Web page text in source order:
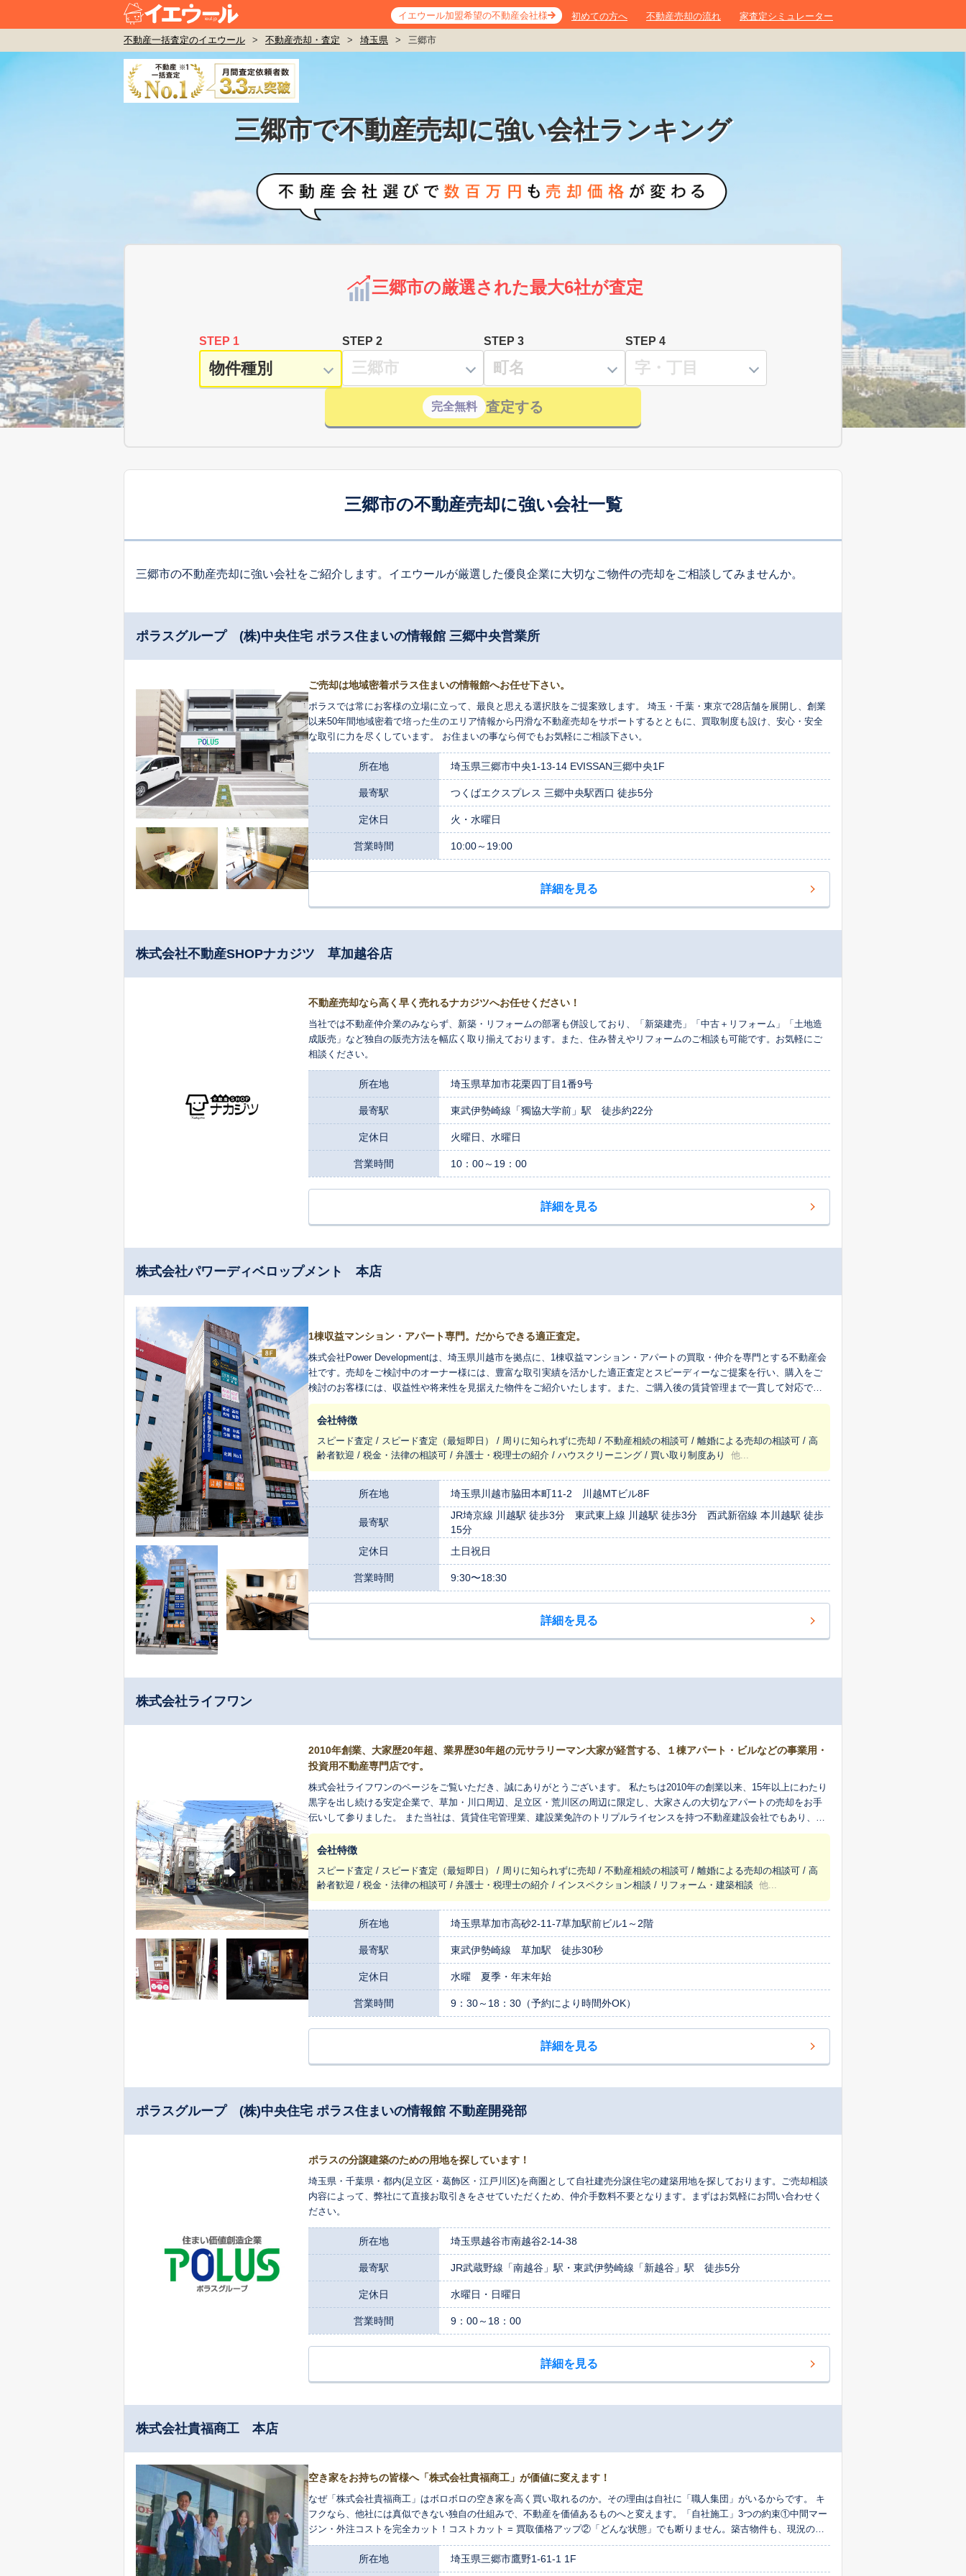
イエウール加盟希望の不動産会社様 初めての方へ 不動産売却の流れ 家査定シミュレーター
不動産一括査定のイエウール > 不動産売却・査定 > 埼玉県 > 三郷市
三郷市で不動産売却に強い会社ランキング
三郷市の厳選された最大6社が査定
STEP 1 STEP 2 STEP 3 STEP 4
完全無料 査定する
三郷市の不動産売却に強い会社一覧
三郷市の不動産売却に強い会社をご紹介します。イエウールが厳選した優良企業に大切なご物件の売却をご相談してみませんか。
ポラスグループ (株)中央住宅 ポラス住まいの情報館 三郷中央営業所
ご売却は地域密着ポラス住まいの情報館へお任せ下さい。
ポラスでは常にお客様の立場に立って、最良と思える選択肢をご提案致します。 埼玉・千葉・東京で28店舗を展開し、創業
以来50年間地域密着で培った生のエリア情報から円滑な不動産売却をサポートするとともに、買取制度も設け、安心・安全
な取引に力を尽くしています。 お住まいの事なら何でもお気軽にご相談下さい。
所在地 埼玉県三郷市中央1-13-14 EVISSAN三郷中央1F
最寄駅 つくばエクスプレス 三郷中央駅西口 徒歩5分
定休日 火・水曜日
営業時間 10:00～19:00
詳細を見る
株式会社不動産SHOPナカジツ 草加越谷店
不動産売却なら高く早く売れるナカジツへお任せください！
当社では不動産仲介業のみならず、新築・リフォームの部署も併設しており、「新築建売」「中古＋リフォーム」「土地造
成販売」など独自の販売方法を幅広く取り揃えております。また、住み替えやリフォームのご相談も可能です。お気軽にご
相談ください。
所在地 埼玉県草加市花栗四丁目1番9号
最寄駅 東武伊勢崎線「獨協大学前」駅 徒歩約22分
定休日 火曜日、水曜日
営業時間 10：00～19：00
詳細を見る
株式会社パワーディベロップメント 本店
1棟収益マンション・アパート専門。だからできる適正査定。
株式会社Power Developmentは、埼玉県川越市を拠点に、1棟収益マンション・アパートの買取・仲介を専門とする不動産会
社です。売却をご検討中のオーナー様には、豊富な取引実績を活かした適正査定とスピーディーなご提案を行い、購入をご
検討のお客様には、収益性や将来性を見据えた物件をご紹介いたします。また、ご購入後の賃貸管理まで一貫して対応でき
るため、安心して資産運用を始めていただけます。収益不動産の売却・購入・管理まで、ワンストップでサポートいたしま
す。
会社特徴
スピード査定 / スピード査定（最短即日） / 周りに知られずに売却 / 不動産相続の相談可 / 離婚による売却の相談可 / 高
齢者歓迎 / 税金・法律の相談可 / 弁護士・税理士の紹介 / ハウスクリーニング / 買い取り制度あり
他...
所在地 埼玉県川越市脇田本町11-2 川越MTビル8F
最寄駅
JR埼京線 川越駅 徒歩3分 東武東上線 川越駅 徒歩3分 西武新宿線 本川越駅 徒歩
15分
定休日
土日祝日
営業時間 9:30〜18:30
詳細を見る
株式会社ライフワン
2010年創業、大家歴20年超、業界歴30年超の元サラリーマン大家が経営する、１棟アパート・ビルなどの事業用・
投資用不動産専門店です。
株式会社ライフワンのページをご覧いただき、誠にありがとうございます。 私たちは2010年の創業以来、15年以上にわたり
黒字を出し続ける安定企業で、草加・川口周辺、足立区・荒川区の周辺に限定し、大家さんの大切なアパートの売却をお手
伝いして参りました。 また当社は、賃貸住宅管理業、建設業免許のトリプルライセンスを持つ不動産建設会社でもあり、リ
フォームや新築アパートなど自社施工ができますので、賃貸管理×不動産売買×建設、三位一体で、大家さんのアパートやビ
ルの価値を測る事ができる、数少ない専門家だと自負しています。その建物への知見は中古建物を高く売るために投資的な
歴1,000組以上、リフォームも自分でできる器用な社長を始め、建設現場ひとすじ35年の大工兼現場監督の施工管理技士と、
20代～40代の女性スタッフが賃貸管理に関し、丁寧にかつ迅速な対応をしています。 不動産の売却は、多くの方にとって人
生で何度も経験することのない大きな出来事です。だからこそ、ご不安や疑問が尽きないのは当然のこと。投資家さんだけ
でなく、相続で大家さんになられたお気持ちに寄り添いながら、一つひとつの手順を丁寧にご説明します。基本的に代表自
らがお客様のご相談を直接お伺いし、最初から最後まで責任を持って担当させて頂いているところが他社と決定的に違う事
です。 アパート・ビルのご売却はもちろんのこと、行政書士事務所出身の女性マネージャーが、相続が関わる複雑なご事情
い選択なのかを第一に考え、豊富な知識と経験に基づいた、お客様に合ったご提案をさせていただきます。 「ライフワンに
相談して良かった」その一言をいただくために、私たちは誠心誠意、お客様の不動産売却と向き合います。 ご売却に関する
会社特徴
スピード査定 / スピード査定（最短即日） / 周りに知られずに売却 / 不動産相続の相談可 / 離婚による売却の相談可 / 高
齢者歓迎 / 税金・法律の相談可 / 弁護士・税理士の紹介 / インスペクション相談 / リフォーム・建築相談 他...
所在地 埼玉県草加市高砂2-11-7草加駅前ビル1～2階
最寄駅 東武伊勢崎線 草加駅 徒歩30秒
定休日 水曜 夏季・年末年始
営業時間 9：30～18：30（予約により時間外OK）
詳細を見る
ポラスグループ (株)中央住宅 ポラス住まいの情報館 不動産開発部
ポラスの分譲建築のための用地を探しています！
埼玉県・千葉県・都内(足立区・葛飾区・江戸川区)を商圏として自社建売分譲住宅の建築用地を探しております。ご売却相談
内容によって、弊社にて直接お取引きをさせていただくため、仲介手数料不要となります。まずはお気軽にお問い合わせく
ださい。
所在地 埼玉県越谷市南越谷2-14-38
最寄駅 JR武蔵野線「南越谷」駅・東武伊勢崎線「新越谷」駅 徒歩5分
定休日 水曜日・日曜日
営業時間 9：00～18：00
詳細を見る
株式会社貴福商工 本店
空き家をお持ちの皆様へ「株式会社貴福商工」が価値に変えます！
なぜ「株式会社貴福商工」はボロボロの空き家を高く買い取れるのか。その理由は自社に「職人集団」がいるからです。 キ
フクなら、他社には真似できない独自の仕組みで、不動産を価値あるものへと変えます。「自社施工」3つの約束①中間マー
ジン・外注コストを完全カット！コストカット = 買取価格アップ②「どんな状態」でも断りません。築古物件も、現況のま
まで喜んで買い取ります。③責任の所在が明確な「直営リフォーム」ぜひキフクへご相談ください。ご不要な土地、相続し
てお困りの空き家ご相談ください！
所在地 埼玉県三郷市鷹野1-61-1 1F